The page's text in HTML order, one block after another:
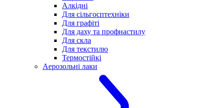
Алкідні
Для cільгосптехніки
Для графіті
Для даху та профнастилу
Для скла
Для текстилю
Термостійкі
Аерозольні лаки